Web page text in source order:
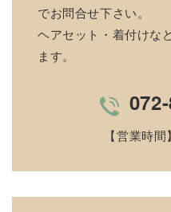
でお問合せ下さい。
ヘアセット・着付けな
ます。
【営業時